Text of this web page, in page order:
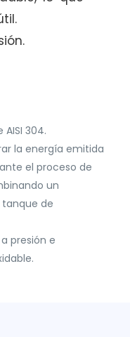
304.
la energía emitida
el proceso de
un
de
presión e